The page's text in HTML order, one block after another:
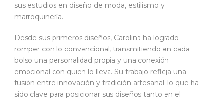
sus estudios en diseño de moda, estilismo y
marroquinería.
Desde sus primeros diseños, Carolina ha logrado
romper con lo convencional, transmitiendo en cada
bolso una personalidad propia y una conexión
emocional con quien lo lleva. Su trabajo refleja una
fusión entre innovación y tradición artesanal, lo que ha
sido clave para posicionar sus diseños tanto en el